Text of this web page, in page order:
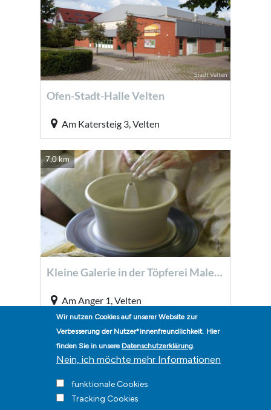
Wir nutzen Cookies auf unserer Website zur
Verbesserung der Nutzer*innenfreundlichkeit. Hier
finden Sie in unsere Datenschutzerklärung.
Nein, ich möchte mehr Informationen
funktionale Cookies
Tracking Cookies